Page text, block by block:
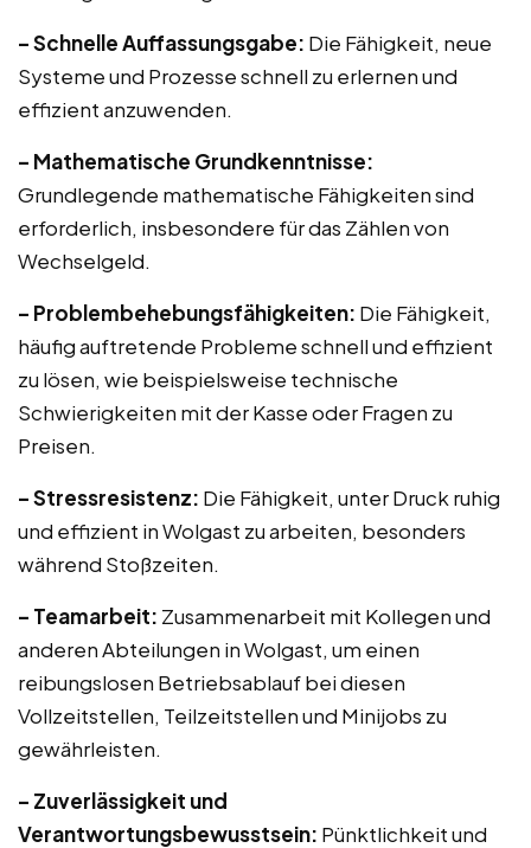
– Schnelle Auffassungsgabe: Die Fähigkeit, neue
Systeme und Prozesse schnell zu erlernen und
effizient anzuwenden.
– Mathematische Grundkenntnisse:
Grundlegende mathematische Fähigkeiten sind
erforderlich, insbesondere für das Zählen von
Wechselgeld.
– Problembehebungsfähigkeiten: Die Fähigkeit,
häufig auftretende Probleme schnell und effizient
zu lösen, wie beispielsweise technische
Schwierigkeiten mit der Kasse oder Fragen zu
Preisen.
– Stressresistenz: Die Fähigkeit, unter Druck ruhig
und effizient in Wolgast zu arbeiten, besonders
während Stoßzeiten.
– Teamarbeit: Zusammenarbeit mit Kollegen und
anderen Abteilungen in Wolgast, um einen
reibungslosen Betriebsablauf bei diesen
Vollzeitstellen, Teilzeitstellen und Minijobs zu
gewährleisten.
– Zuverlässigkeit und
Verantwortungsbewusstsein: Pünktlichkeit und